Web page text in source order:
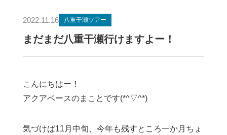
2022.11.16 八重干瀬ツアー
まだまだ八重干瀬行けますよー！
こんにちはー！
アクアベースのまことです(*^▽^*)
気づけば11月中旬、今年も残すところ一か月ちょ